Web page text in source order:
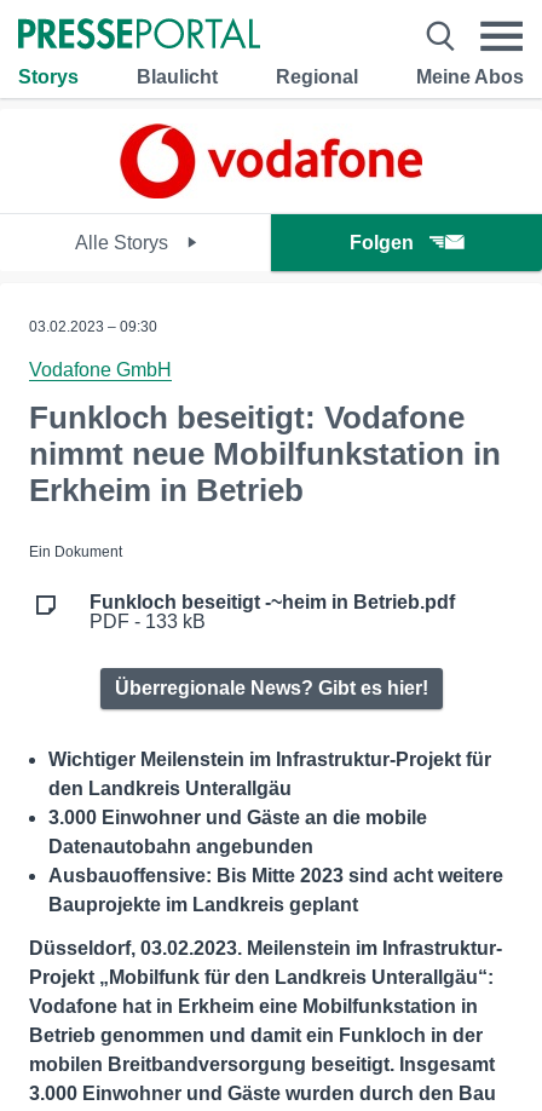
Storys Blaulicht Regional Meine Abos
Alle Storys Folgen
03.02.2023 – 09:30
Vodafone GmbH
Funkloch beseitigt: Vodafone
nimmt neue Mobilfunkstation in
Erkheim in Betrieb
Ein Dokument
Funkloch beseitigt -~heim in Betrieb.pdf
PDF - 133 kB
Überregionale News? Gibt es hier!
Wichtiger Meilenstein im Infrastruktur-Projekt für
den Landkreis Unterallgäu
3.000 Einwohner und Gäste an die mobile
Datenautobahn angebunden
Ausbauoffensive: Bis Mitte 2023 sind acht weitere
Bauprojekte im Landkreis geplant
Düsseldorf, 03.02.2023. Meilenstein im Infrastruktur-
Projekt „Mobilfunk für den Landkreis Unterallgäu“:
Vodafone hat in Erkheim eine Mobilfunkstation in
Betrieb genommen und damit ein Funkloch in der
mobilen Breitbandversorgung beseitigt. Insgesamt
3.000 Einwohner und Gäste wurden durch den Bau